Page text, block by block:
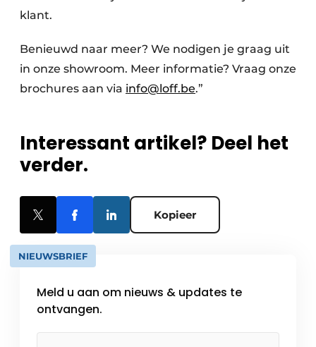
klant.
Benieuwd naar meer? We nodigen je graag uit
in onze showroom. Meer informatie? Vraag onze
brochures aan via info@loff.be.”
Interessant artikel? Deel het
verder.
Kopieer
NIEUWSBRIEF
Meld u aan om nieuws & updates te
ontvangen.